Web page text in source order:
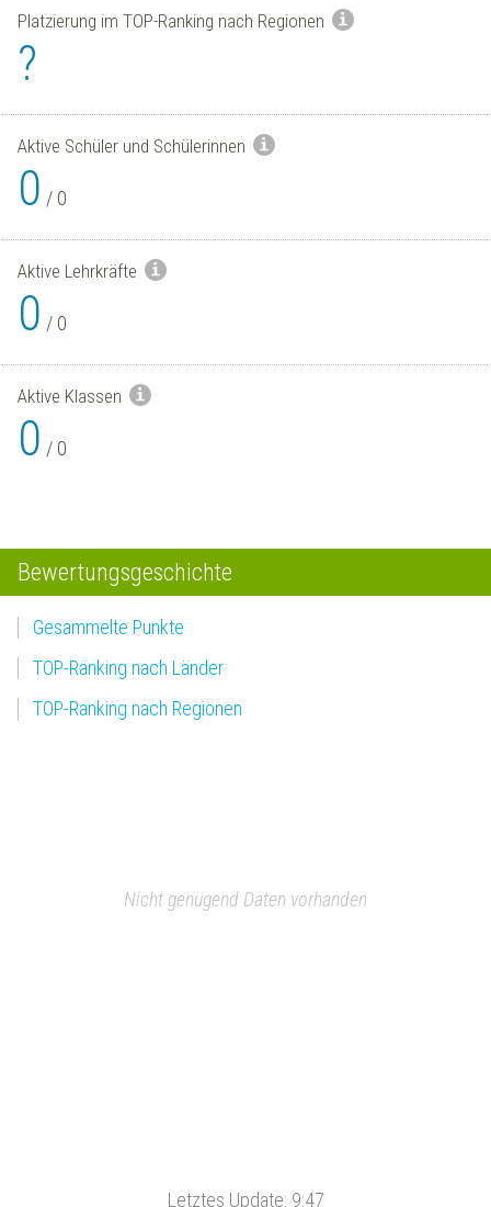
Platzierung im TOP-Ranking nach Regionen
?
Aktive Schüler und Schülerinnen
0 / 0
Aktive Lehrkräfte
0 / 0
Aktive Klassen
0 / 0
Bewertungsgeschichte
Gesammelte Punkte
TOP-Ranking nach Länder
TOP-Ranking nach Regionen
Nicht genügend Daten vorhanden
Letztes Update: 9:47